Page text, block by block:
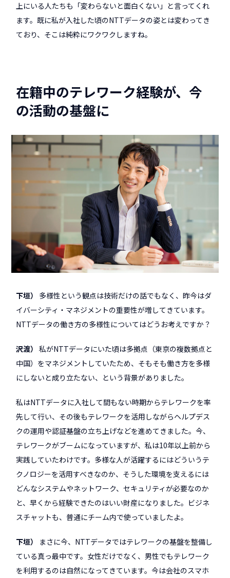
上にいる人たちも「変わらないと面白くない」と言ってくれ
ます。既に私が入社した頃のNTTデータの姿とは変わってき
ており、そこは純粋にワクワクしますね。
在籍中のテレワーク経験が、今
の活動の基盤に
下垣
多様性という観点は技術だけの話でもなく、昨今はダ
イバーシティ・マネジメントの重要性が増してきています。
NTTデータの働き方の多様性についてはどうお考えですか？
沢渡
私がNTTデータにいた頃は多拠点（東京の複数拠点と
中国）をマネジメントしていたため、そもそも働き方を多様
にしないと成り立たない、という背景がありました。
私はNTTデータに入社して間もない時期からテレワークを率
先して行い、その後もテレワークを活用しながらヘルプデス
クの運用や認証基盤の立ち上げなどを進めてきました。今、
テレワークがブームになっていますが、私は10年以上前から
実践していたわけです。多様な人が活躍するにはどういうテ
クノロジーを活用すべきなのか、そうした環境を支えるには
どんなシステムやネットワーク、セキュリティが必要なのか
と、早くから経験できたのはいい財産になりました。ビジネ
スチャットも、普通にチーム内で使っていましたよ。
下垣
まさに今、NTTデータではテレワークの基盤を整備し
ている真っ最中です。女性だけでなく、男性でもテレワーク
を利用するのは自然になってきています。今は会社のスマホ